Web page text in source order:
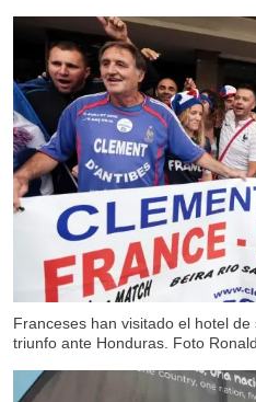
Franceses han visitado el hotel
triunfo ante Honduras. Foto